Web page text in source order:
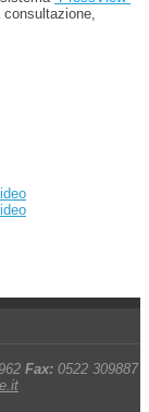
Fax: 0522 309887